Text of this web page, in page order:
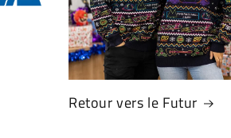
Retour vers le Futur
précédemment enregistrés.
Se connecter